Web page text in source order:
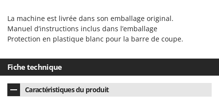
La machine est livrée dans son emballage original.
Manuel d’instructions inclus dans l’emballage
Protection en plastique blanc pour la barre de coupe.
Fiche technique
Caractéristiques du produit